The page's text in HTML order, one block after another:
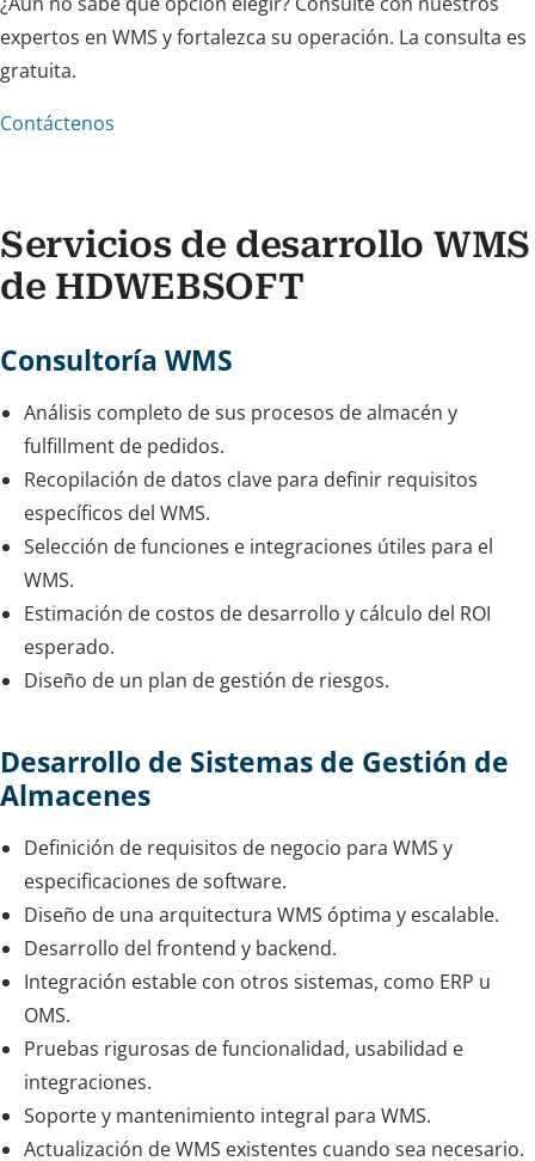
expertos en WMS y fortalezca su operación. La consulta es
gratuita.
Contáctenos
Servicios de desarrollo WMS
de HDWEBSOFT
Consultoría WMS
Análisis completo de sus procesos de almacén y
fulfillment de pedidos.
Recopilación de datos clave para definir requisitos
específicos del WMS.
Selección de funciones e integraciones útiles para el
WMS.
Estimación de costos de desarrollo y cálculo del ROI
esperado.
Diseño de un plan de gestión de riesgos.
Desarrollo de Sistemas de Gestión de
Almacenes
Definición de requisitos de negocio para WMS y
especificaciones de software.
Diseño de una arquitectura WMS óptima y escalable.
Desarrollo del frontend y backend.
Integración estable con otros sistemas, como ERP u
OMS.
Pruebas rigurosas de funcionalidad, usabilidad e
integraciones.
Soporte y mantenimiento integral para WMS.
Actualización de WMS existentes cuando sea necesario.